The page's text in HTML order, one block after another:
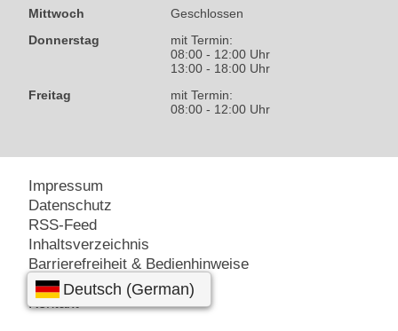
Mittwoch
Geschlossen
Donnerstag
mit Termin:
08:00 - 12:00 Uhr
13:00 - 18:00 Uhr
Freitag
mit Termin:
08:00 - 12:00 Uhr
Impressum
Datenschutz
RSS-Feed
Inhaltsverzeichnis
Barrierefreiheit & Bedienhinweise
Amt24 – Service-Portal
Kontakt